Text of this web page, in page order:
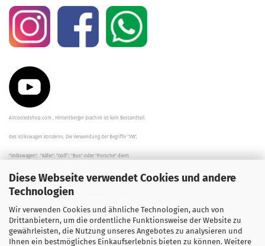
Diese Webseite verwendet Cookies und andere
Technologien
Wir verwenden Cookies und ähnliche Technologien, auch von
Drittanbietern, um die ordentliche Funktionsweise der Website zu
gewährleisten, die Nutzung unseres Angebotes zu analysieren und
Ihnen ein bestmögliches Einkaufserlebnis bieten zu können. Weitere
Aircooledshop.com , Hintersberger Joachim ist kein Bestandteil
des Volkswagen Konzerns. Die Verwendung der Begriffe "VW",
"Volkswagen", "Käfer", "Golf", "Bus" oder "Porsche" dient
der Beschreibung der Teile und stellt in keinem Fall eine direkte
Verbindung zu dem Unternehmen "Volkswagen" her/da.
Die Beschreibungen, Zeichnungen und Angaben zur
Verwendung sind sorgfältig überprüft worden.